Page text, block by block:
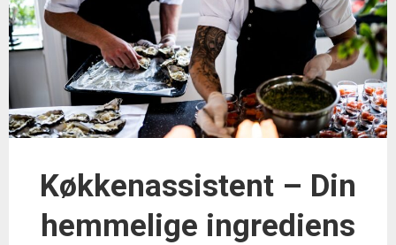
Køkkenassistent – Din
hemmelige ingrediens